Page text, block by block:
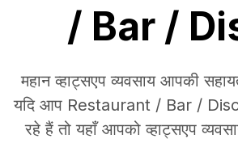
/ Bar /
महान व्हाट्सएप व्यवसाय आपकी
यदि आप Restaurant / Bar /
रहे हैं तो यहाँ आपको व्हाट्सएप